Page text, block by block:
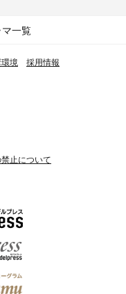
マ一覧
境 採用情報
止について